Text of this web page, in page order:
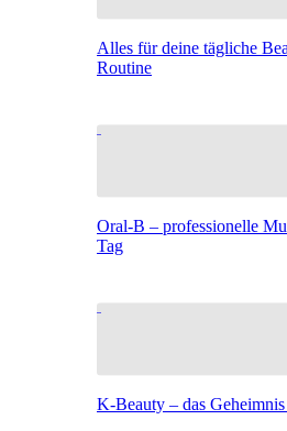
Alles für deine tägliche
Routine
Oral-B – professionelle
Tag
K-Beauty – das